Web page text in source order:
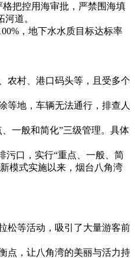
把控用海审批，严禁围海填
道。
，地下水水质目标达标率
农村、港口码头等，且受多个
等地，车辆无法通行，排查人
一般和简化”三级管理。具体
污口，实行“重点、一般、简
模式实施以来，烟台八角湾
松等活动，吸引了大量游客前
点，让八角湾的美丽与活力持